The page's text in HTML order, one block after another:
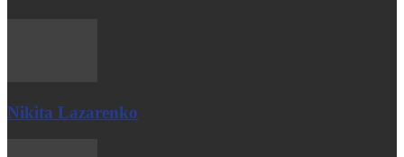
Nikita Lazarenko